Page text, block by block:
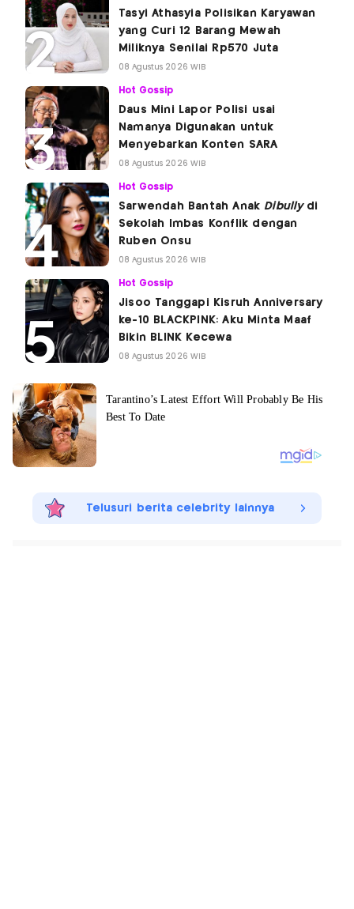
Tasyi Athasyia Polisikan Karyawan
yang Curi 12 Barang Mewah
Miliknya Senilai Rp570 Juta
08 Agustus 2026 WIB
Hot Gossip
Daus Mini Lapor Polisi usai
Namanya Digunakan untuk
Menyebarkan Konten SARA
08 Agustus 2026 WIB
Hot Gossip
Sarwendah Bantah Anak Dibullydi
Sekolah Imbas Konflik dengan
Ruben Onsu
08 Agustus 2026 WIB
Hot Gossip
Jisoo Tanggapi Kisruh Anniversary
ke-10 BLACKPINK: Aku Minta Maaf
Bikin BLINK Kecewa
08 Agustus 2026 WIB
Telusuri berita celebrity lainnya